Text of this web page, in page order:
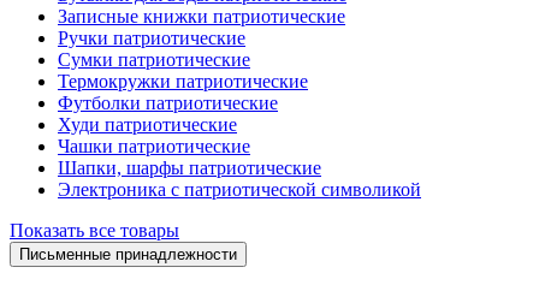
Записные книжки патриотические
Ручки патриотические
Сумки патриотические
Термокружки патриотические
Футболки патриотические
Худи патриотические
Чашки патриотические
Шапки, шарфы патриотические
Электроника с патриотической символикой
Показать все товары
Письменные принадлежности